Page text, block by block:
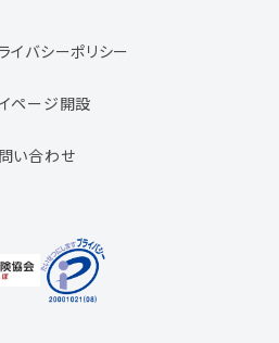
イバシーポリシー
ページ開設
い合わせ